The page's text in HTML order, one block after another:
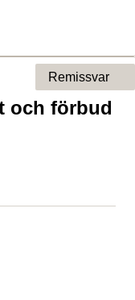
och förbud
Remissvar